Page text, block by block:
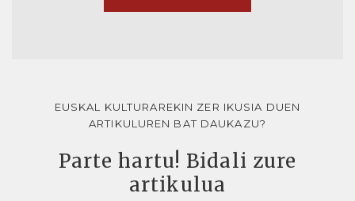
EUSKAL KULTURAREKIN ZER IKUSIA DUEN
ARTIKULUREN BAT DAUKAZU?
Parte hartu! Bidali zure
artikulua